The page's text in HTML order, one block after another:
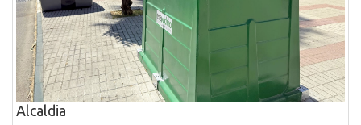
Alcaldia